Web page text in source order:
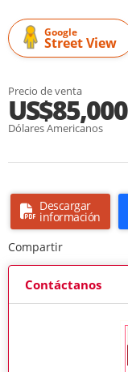
Google
Street View
Precio de venta
US$85,000
Dólares Americanos
Descargar
información
Compartir
Contáctanos